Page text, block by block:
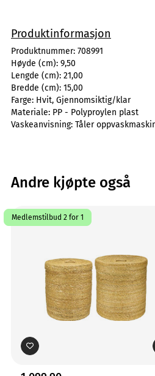
Produktinformasjon
Produktnummer: 708991
Høyde (cm): 9,50
Lengde (cm): 21,00
Bredde (cm): 15,00
Farge: Hvit, Gjennomsiktig/klar
Materiale: PP - Polyproylen plast
Vaskeanvisning: Tåler
Andre kjøpte også
Medlemstilbud 2 for 1